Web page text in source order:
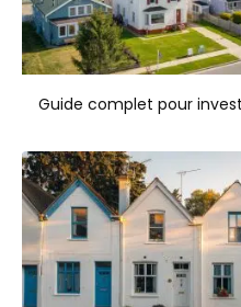
Guide complet pour